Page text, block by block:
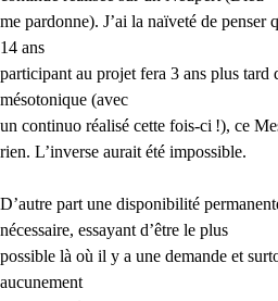
me pardonne). J’ai la naïveté de penser
14 ans
participant au projet fera 3 ans plus tard
mésotonique (avec
un continuo réalisé cette fois-ci !), ce
rien. L’inverse aurait été impossible.
D’autre part une disponibilité
nécessaire, essayant d’être le plus
possible là où il y a une demande et
aucunement